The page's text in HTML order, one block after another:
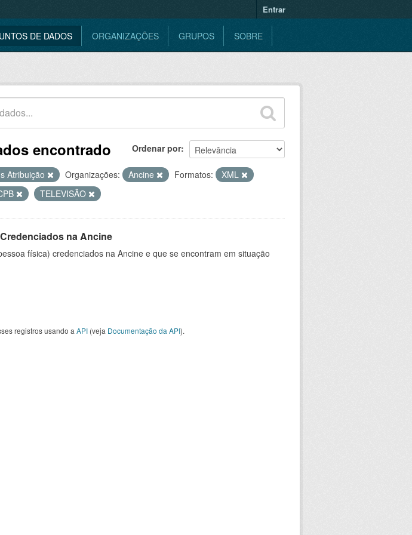
Entrar
DE DADOS ORGANIZAÇÕES GRUPOS SOBRE
Ordenar por
encontrado
Atribuição Organizações: Ancine Formatos:
XML
TELEVISÃO
na Ancine
física) credenciados na Ancine e que se encontram em situação
registros usando a API (veja Documentação da API).